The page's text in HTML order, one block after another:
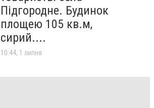
Підгородне. Будинок
площею 105 кв.м,
сирий....
10:44, 1 липня